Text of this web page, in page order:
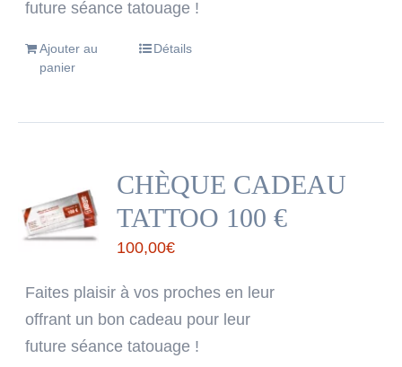
future séance tatouage !
Ajouter au
panier
Détails
CHÈQUE CADEAU
TATTOO 100 €
100,00€
Faites plaisir à vos proches en leur
offrant un bon cadeau pour leur
future séance tatouage !